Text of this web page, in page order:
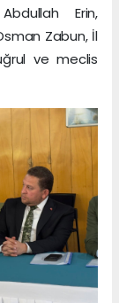
Erin,
Zabun, İl
ve meclis